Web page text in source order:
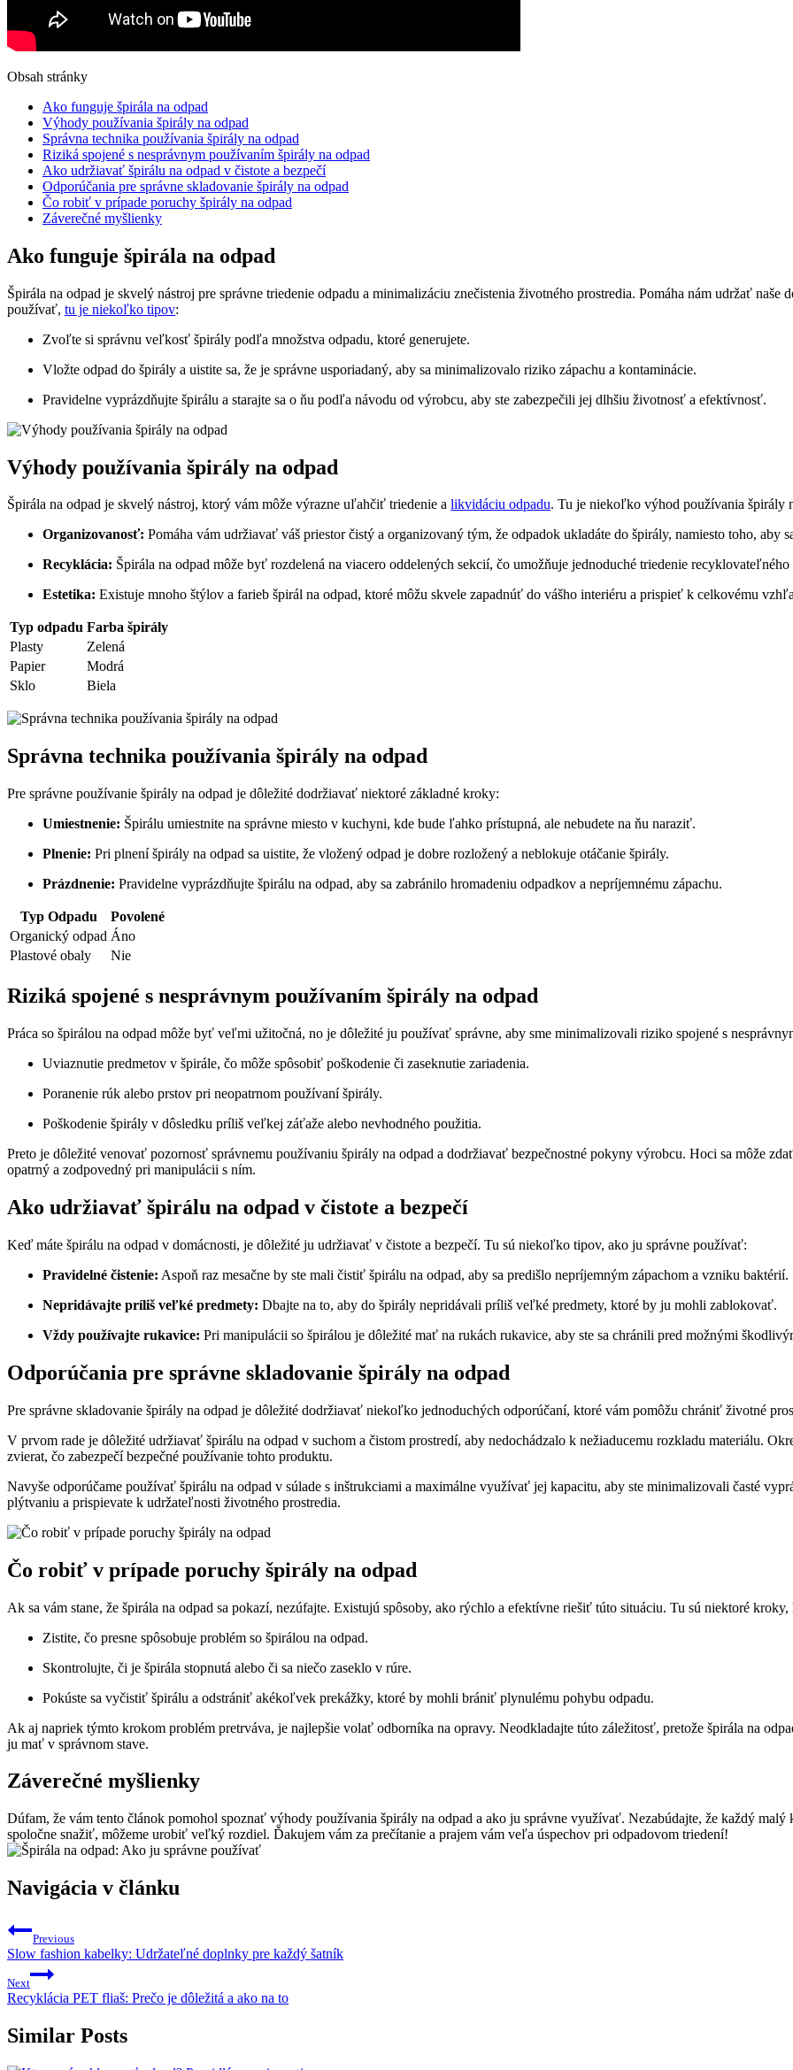
Obsah stránky
Ako funguje špirála na odpad
Výhody používania špirály na odpad
Správna technika používania špirály na odpad
Riziká spojené s nesprávnym používaním špirály na odpad
Ako udržiavať špirálu na odpad v čistote a bezpečí
Odporúčania pre správne skladovanie špirály na odpad
Čo robiť v prípade poruchy špirály na odpad
Záverečné myšlienky
Ako funguje špirála na odpad
Špirála na odpad je skvelý nástroj pre správne triedenie odpadu a minimalizáciu znečistenia životného prostredia. Pomáha nám udržať naše
používať, tu je niekoľko tipov:
Zvoľte si správnu veľkosť špirály podľa množstva odpadu, ktoré generujete.
Vložte odpad do špirály a uistite sa, že je správne usporiadaný, aby sa minimalizovalo riziko zápachu a kontaminácie.
Pravidelne vyprázdňujte špirálu a starajte sa o ňu podľa návodu od výrobcu, aby ste zabezpečili jej dlhšiu životnosť a efektívnosť.
Výhody používania špirály na odpad
Špirála na odpad je skvelý nástroj, ktorý vám môže výrazne uľahčiť triedenie a likvidáciu odpadu. Tu je niekoľko výhod používania špirály
Organizovanosť: Pomáha vám udržiavať váš priestor čistý a organizovaný tým, že odpadok ukladáte do špirály, namiesto toho, aby
Recyklácia: Špirála na odpad môže byť rozdelená na viacero oddelených sekcií, čo umožňuje jednoduché triedenie recyklovateľného
Estetika: Existuje mnoho štýlov a farieb špirál na odpad, ktoré môžu skvele zapadnúť do vášho interiéru a prispieť k celkovému
Typ odpadu Farba špirály
Plasty
Zelená
Papier
Modrá
Sklo
Biela
Správna technika používania špirály na odpad
Pre správne používanie špirály na odpad je dôležité dodržiavať niektoré základné kroky:
Umiestnenie: Špirálu umiestnite na správne miesto v kuchyni, kde bude ľahko prístupná, ale nebudete na ňu naraziť.
Plnenie: Pri plnení špirály na odpad sa uistite, že vložený odpad je dobre rozložený a neblokuje otáčanie špirály.
Prázdnenie: Pravidelne vyprázdňujte špirálu na odpad, aby sa zabránilo hromadeniu odpadkov a nepríjemnému zápachu.
Typ Odpadu
Povolené
Organický odpad Áno
Plastové obaly
Nie
Riziká spojené s nesprávnym používaním špirály na odpad
Práca so špirálou na odpad môže byť veľmi užitočná, no je dôležité ju používať správne, aby sme minimalizovali riziko spojené s
Uviaznutie predmetov v špirále, čo môže spôsobiť poškodenie či zaseknutie zariadenia.
Poranenie rúk alebo prstov pri neopatrnom používaní špirály.
Poškodenie špirály v dôsledku príliš veľkej záťaže alebo nevhodného použitia.
Preto je dôležité venovať pozornosť správnemu používaniu špirály na odpad a dodržiavať bezpečnostné pokyny výrobcu. Hoci sa môže
opatrný a zodpovedný pri manipulácii s ním.
Ako udržiavať špirálu na odpad v čistote a bezpečí
Keď máte špirálu na odpad v domácnosti, je dôležité ju udržiavať v čistote a bezpečí. Tu sú niekoľko tipov, ako ju správne používať:
Pravidelné čistenie: Aspoň raz mesačne by ste mali čistiť špirálu na odpad, aby sa predišlo nepríjemným zápachom a vzniku baktérií.
Nepridávajte príliš veľké predmety: Dbajte na to, aby do špirály nepridávali príliš veľké predmety, ktoré by ju mohli zablokovať.
Vždy používajte rukavice: Pri manipulácii so špirálou je dôležité mať na rukách rukavice, aby ste sa chránili pred možnými
Odporúčania pre správne skladovanie špirály na odpad
Pre správne skladovanie špirály na odpad je dôležité dodržiavať niekoľko jednoduchých odporúčaní, ktoré vám pomôžu chrániť životné
V prvom rade je dôležité udržiavať špirálu na odpad v suchom a čistom prostredí, aby nedochádzalo k nežiaducemu rozkladu materiálu.
zvierat, čo zabezpečí bezpečné používanie tohto produktu.
Navyše odporúčame používať špirálu na odpad v súlade s inštrukciami a maximálne využívať jej kapacitu, aby ste minimalizovali časté
plýtvaniu a prispievate k udržateľnosti životného prostredia.
Čo robiť v prípade poruchy špirály na odpad
Ak sa vám stane, že špirála na odpad sa pokazí, nezúfajte. Existujú spôsoby, ako rýchlo a efektívne riešiť túto situáciu. Tu sú niektoré
Zistite, čo presne spôsobuje problém so špirálou na odpad.
Skontrolujte, či je špirála stopnutá alebo či sa niečo zaseklo v rúre.
Pokúste sa vyčistiť špirálu a odstrániť akékoľvek prekážky, ktoré by mohli brániť plynulému pohybu odpadu.
Ak aj napriek týmto krokom problém pretrváva, je najlepšie volať odborníka na opravy. Neodkladajte túto záležitosť, pretože špirála na
ju mať v správnom stave.
Záverečné myšlienky
Dúfam, že vám tento článok pomohol spoznať výhody používania špirály na odpad a ako ju správne využívať. Nezabúdajte, že každý
spoločne snažiť, môžeme urobiť veľký rozdiel. Ďakujem vám za prečítanie a prajem vám veľa úspechov pri odpadovom triedení!
Navigácia v článku
Previous
Slow fashion kabelky: Udržateľné doplnky pre každý šatník
Next
Recyklácia PET fliaš: Prečo je dôležitá a ako na to
Similar Posts